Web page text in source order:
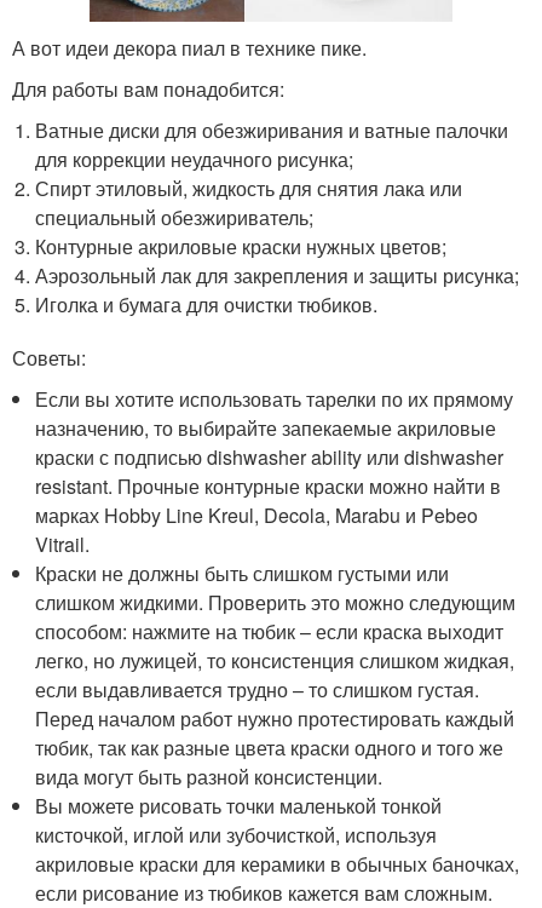
А вот идеи декора пиал в технике пике.
Для работы вам понадобится:
Ватные диски для обезжиривания и ватные палочки
для коррекции неудачного рисунка;
Спирт этиловый, жидкость для снятия лака или
специальный обезжириватель;
Контурные акриловые краски нужных цветов;
Аэрозольный лак для закрепления и защиты рисунка;
Иголка и бумага для очистки тюбиков.
Советы:
Если вы хотите использовать тарелки по их прямому
назначению, то выбирайте запекаемые акриловые
краски с подписью dishwasher ability или dishwasher
resistant. Прочные контурные краски можно найти в
марках Hobby Line Kreul, Decola, Marabu и Pebeo
Vitrail.
Краски не должны быть слишком густыми или
слишком жидкими. Проверить это можно следующим
способом: нажмите на тюбик – если краска выходит
легко, но лужицей, то консистенция слишком жидкая,
если выдавливается трудно – то слишком густая.
Перед началом работ нужно протестировать каждый
тюбик, так как разные цвета краски одного и того же
вида могут быть разной консистенции.
Вы можете рисовать точки маленькой тонкой
кисточкой, иглой или зубочисткой, используя
акриловые краски для керамики в обычных баночках,
если рисование из тюбиков кажется вам сложным.